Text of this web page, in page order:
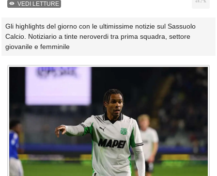
VEDI LETTURE
Gli highlights del giorno con le ultimissime notizie sul Sassuolo
Calcio. Notiziario a tinte neroverdi tra prima squadra, settore
giovanile e femminile